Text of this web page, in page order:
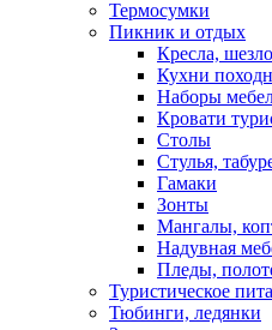
Термосумки
Пикник и отдых
Кресла,
Кухни
Наборы
Кровати
Столы
Стулья,
Гамаки
Зонты
Мангалы,
Надувная
Пледы,
Туристическое
Тюбинги, ледянки